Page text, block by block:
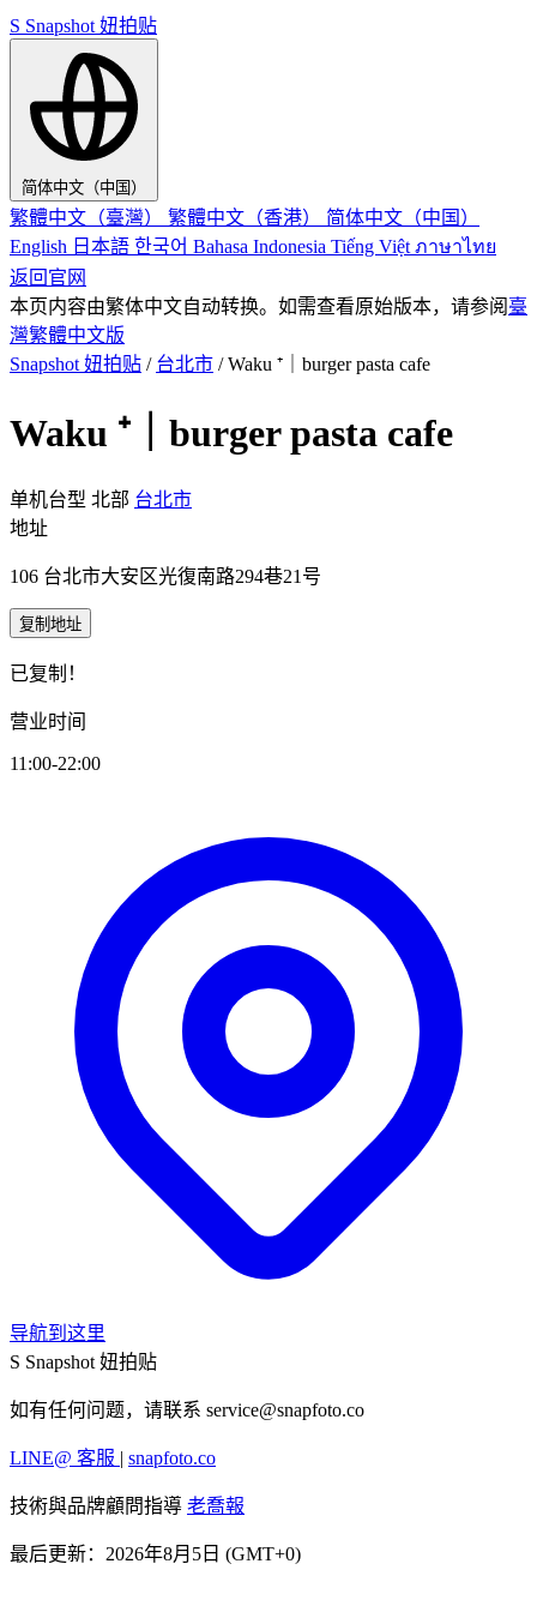
S Snapshot 妞拍贴
简体中文（中国）
繁體中文（臺灣） 繁體中文（香港） 简体中文（中国）
English 日本語 한국어 Bahasa Indonesia Tiếng Việt ภาษาไทย
返回官网
本页内容由繁体中文自动转换。如需查看原始版本，请参阅 臺
灣繁體中文版
Snapshot 妞拍贴 / 台北市 / Waku ⁺｜burger pasta cafe
Waku ⁺｜burger pasta cafe
单机台型 北部 台北市
地址
106 台北市大安区光復南路294巷21号
复制地址
已复制！
营业时间
11:00-22:00
导航到这里
S Snapshot 妞拍贴
如有任何问题，请联系 service@snapfoto.co
LINE@ 客服 | snapfoto.co
技術與品牌顧問指導 老喬報
最后更新：2026年8月5日 (GMT+0)